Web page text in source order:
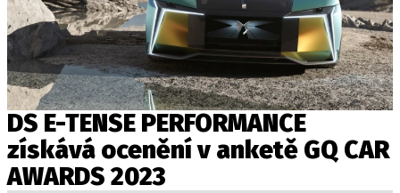
ZE SVĚTA
MOTORSPORT
PIT LANE
ČEŠI V AKCI
FIA CEZ & POHÁRY
MEZINÁRODNÍ SCÉNA
DS E-TENSE PERFORMANCE
získává ocenění v anketě GQ CAR
AWARDS 2023